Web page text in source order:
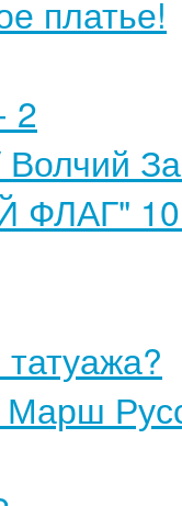
платье!
2
Волчий
10